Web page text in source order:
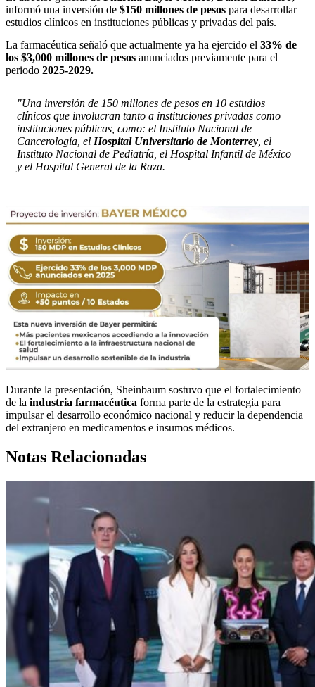
informó una inversión de $150 millones de pesos para desarrollar
estudios clínicos en instituciones públicas y privadas del país.
La farmacéutica señaló que actualmente ya ha ejercido el 33% de
los $3,000 millones de pesos anunciados previamente para el
periodo 2025-2029.
"Una inversión de 150 millones de pesos en 10 estudios
clínicos que involucran tanto a instituciones privadas como
instituciones públicas, como: el Instituto Nacional de
Cancerología, el Hospital Universitario de Monterrey , el
Instituto Nacional de Pediatría, el Hospital Infantil de México
y el Hospital General de la Raza.
Durante la presentación, Sheinbaum sostuvo que el fortalecimiento
de la industria farmacéutica forma parte de la estrategia para
impulsar el desarrollo económico nacional y reducir la dependencia
del extranjero en medicamentos e insumos médicos.
Notas Relacionadas